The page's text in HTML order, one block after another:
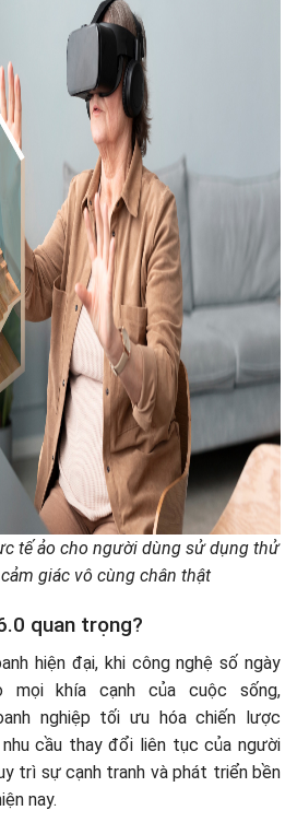
tế ảo cho người dùng sử dụng thử
giác vô cùng chân thật
quan trọng?
hiện đại, khi công nghệ số ngày
mọi khía cạnh của cuộc sống,
nghiệp tối ưu hóa chiến lược
cầu thay đổi liên tục của người
trì sự cạnh tranh và phát triển bền
nay.